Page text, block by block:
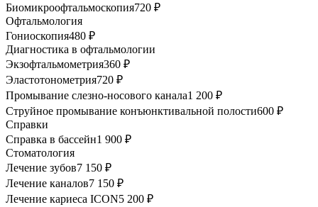
Биомикроофтальмоскопия720 ₽
Офтальмология
Гониоскопия480 ₽
Диагностика в офтальмологии
Экзофтальмометрия360 ₽
Эластотонометрия720 ₽
Промывание слезно-носового канала1 200 ₽
Струйное промывание конъюнктивальной полости600 ₽
Справки
Справка в бассейн1 900 ₽
Стоматология
Лечение зубов7 150 ₽
Лечение каналов7 150 ₽
Лечение кариеса ICON5 200 ₽